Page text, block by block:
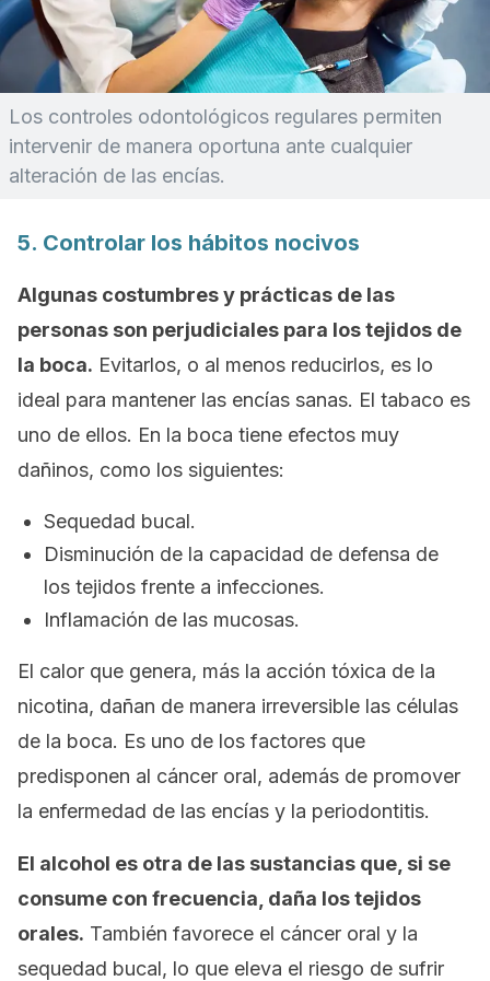
Los controles odontológicos regulares permiten
intervenir de manera oportuna ante cualquier
alteración de las encías.
5. Controlar los hábitos nocivos
Algunas costumbres y prácticas de las
personas son perjudiciales para los tejidos de
la boca. Evitarlos, o al menos reducirlos, es lo
ideal para mantener las encías sanas. El tabaco es
uno de ellos. En la boca tiene efectos muy
dañinos, como los siguientes:
Sequedad bucal.
Disminución de la capacidad de defensa de
los tejidos frente a infecciones.
Inflamación de las mucosas.
El calor que genera, más la acción tóxica de la
nicotina, dañan de manera irreversible las células
de la boca. Es uno de los factores que
predisponen al cáncer oral, además de promover
la enfermedad de las encías y la periodontitis.
El alcohol es otra de las sustancias que, si se
consume con frecuencia, daña los tejidos
orales. También favorece el cáncer oral y la
sequedad bucal, lo que eleva el riesgo de sufrir